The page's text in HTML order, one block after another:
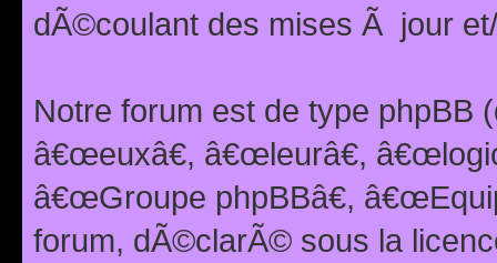
dÃ©coulant des mises Ã jour
Notre forum est de type phpBB
â€œeuxâ€, â€œleurâ€,
â€œGroupe phpBBâ€,
forum, dÃ©clarÃ© sous la